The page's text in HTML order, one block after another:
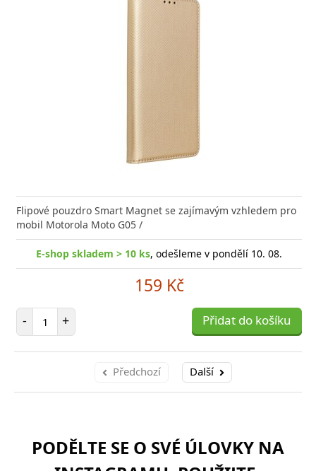
Flipové pouzdro Smart Magnet se zajímavým vzhledem pro
mobil Motorola Moto G05 /
E-shop skladem > 10 ks, odešleme v pondělí 10. 08.
159 Kč
- Počet položek
+ Přidat do košíku
Předchozí Další
PODĚLTE SE O SVÉ ÚLOVKY NA